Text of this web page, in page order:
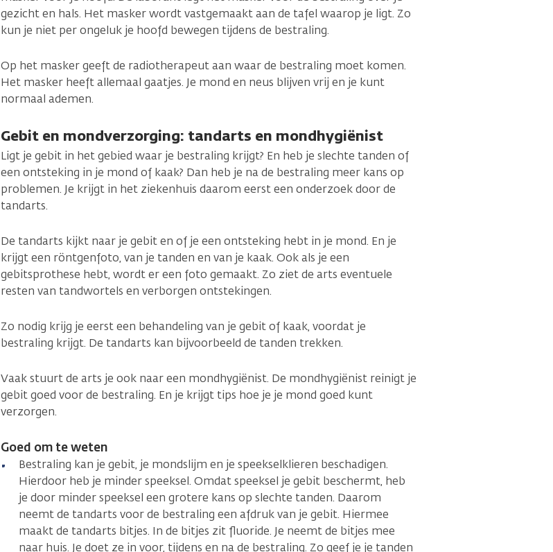
gezicht en hals. Het masker wordt vastgemaakt aan de tafel waarop je ligt. Zo
kun je niet per ongeluk je hoofd bewegen tijdens de bestraling.
Op het masker geeft de radiotherapeut aan waar de bestraling moet komen.
Het masker heeft allemaal gaatjes. Je mond en neus blijven vrij en je kunt
normaal ademen.
Gebit en mondverzorging: tandarts en mondhygiënist
Ligt je gebit in het gebied waar je bestraling krijgt? En heb je slechte tanden of
een ontsteking in je mond of kaak? Dan heb je na de bestraling meer kans op
problemen. Je krijgt in het ziekenhuis daarom eerst een onderzoek door de
tandarts.
De tandarts kijkt naar je gebit en of je een ontsteking hebt in je mond. En je
krijgt een röntgenfoto, van je tanden en van je kaak. Ook als je een
gebitsprothese hebt, wordt er een foto gemaakt. Zo ziet de arts eventuele
resten van tandwortels en verborgen ontstekingen.
Zo nodig krijg je eerst een behandeling van je gebit of kaak, voordat je
bestraling krijgt. De tandarts kan bijvoorbeeld de tanden trekken.
Vaak stuurt de arts je ook naar een mondhygiënist. De mondhygiënist reinigt je
gebit goed voor de bestraling. En je krijgt tips hoe je je mond goed kunt
verzorgen.
Goed om te weten
Bestraling kan je gebit, je mondslijm en je speekselklieren beschadigen.
Hierdoor heb je minder speeksel. Omdat speeksel je gebit beschermt, heb
je door minder speeksel een grotere kans op slechte tanden. Daarom
neemt de tandarts voor de bestraling een afdruk van je gebit. Hiermee
maakt de tandarts bitjes. In de bitjes zit fluoride. Je neemt de bitjes mee
naar huis. Je doet ze in voor, tijdens en na de bestraling. Zo geef je je tanden